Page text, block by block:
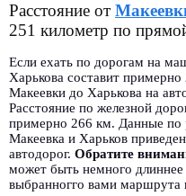
Расстояние от
251 километр по
Если ехать по дорогам на
Харькова составит
Макеевки до Харькова на
Расстояние по железной
примерно 266 км. Данные по
Макеевка и Харьков
автодорог. Обратите
может быть немного длиннее
выбранногго вами маршрута